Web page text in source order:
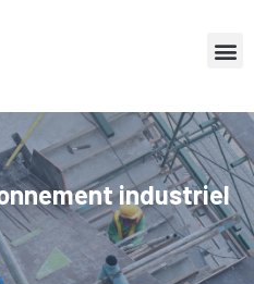
industriel